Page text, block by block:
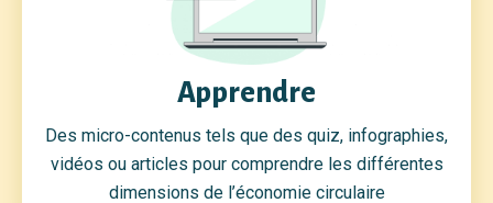
Apprendre
Des micro-contenus tels que des quiz, infographies,
vidéos ou articles pour comprendre les différentes
dimensions de l’économie circulaire